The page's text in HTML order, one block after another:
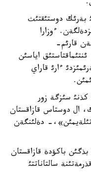
بةرئك دوستئقتئث
ءوزارا
قارئم-
اياسئن
ءارئ قاراي
كذنئ سئزگة زور
ال دوستاس قازاقستان
دةلئنگةن
بذگئن باكؤدة قازاقستان
سالتاناتتئ